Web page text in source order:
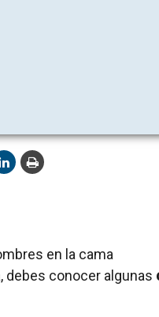
debes conocer algunas